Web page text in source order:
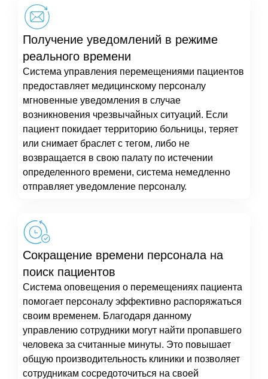
Получение уведомлений в режиме
реального времени
Система управления перемещениями пациентов
предоставляет медицинскому персоналу
мгновенные уведомления в случае
возникновения чрезвычайных ситуаций. Если
пациент покидает территорию больницы, теряет
или снимает браслет с тегом, либо не
возвращается в свою палату по истечении
определенного времени, система немедленно
отправляет уведомление персоналу.
Сокращение времени персонала на
поиск пациентов
Система оповещения о перемещениях пациента
помогает персоналу эффективно распоряжаться
своим временем. Благодаря данному
управлению сотрудники могут найти пропавшего
человека за считанные минуты. Это повышает
общую производительность клиники и позволяет
сотрудникам сосредоточиться на своей